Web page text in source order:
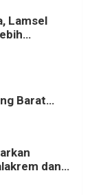
Lamsel
Event
Barat
Ini
dan